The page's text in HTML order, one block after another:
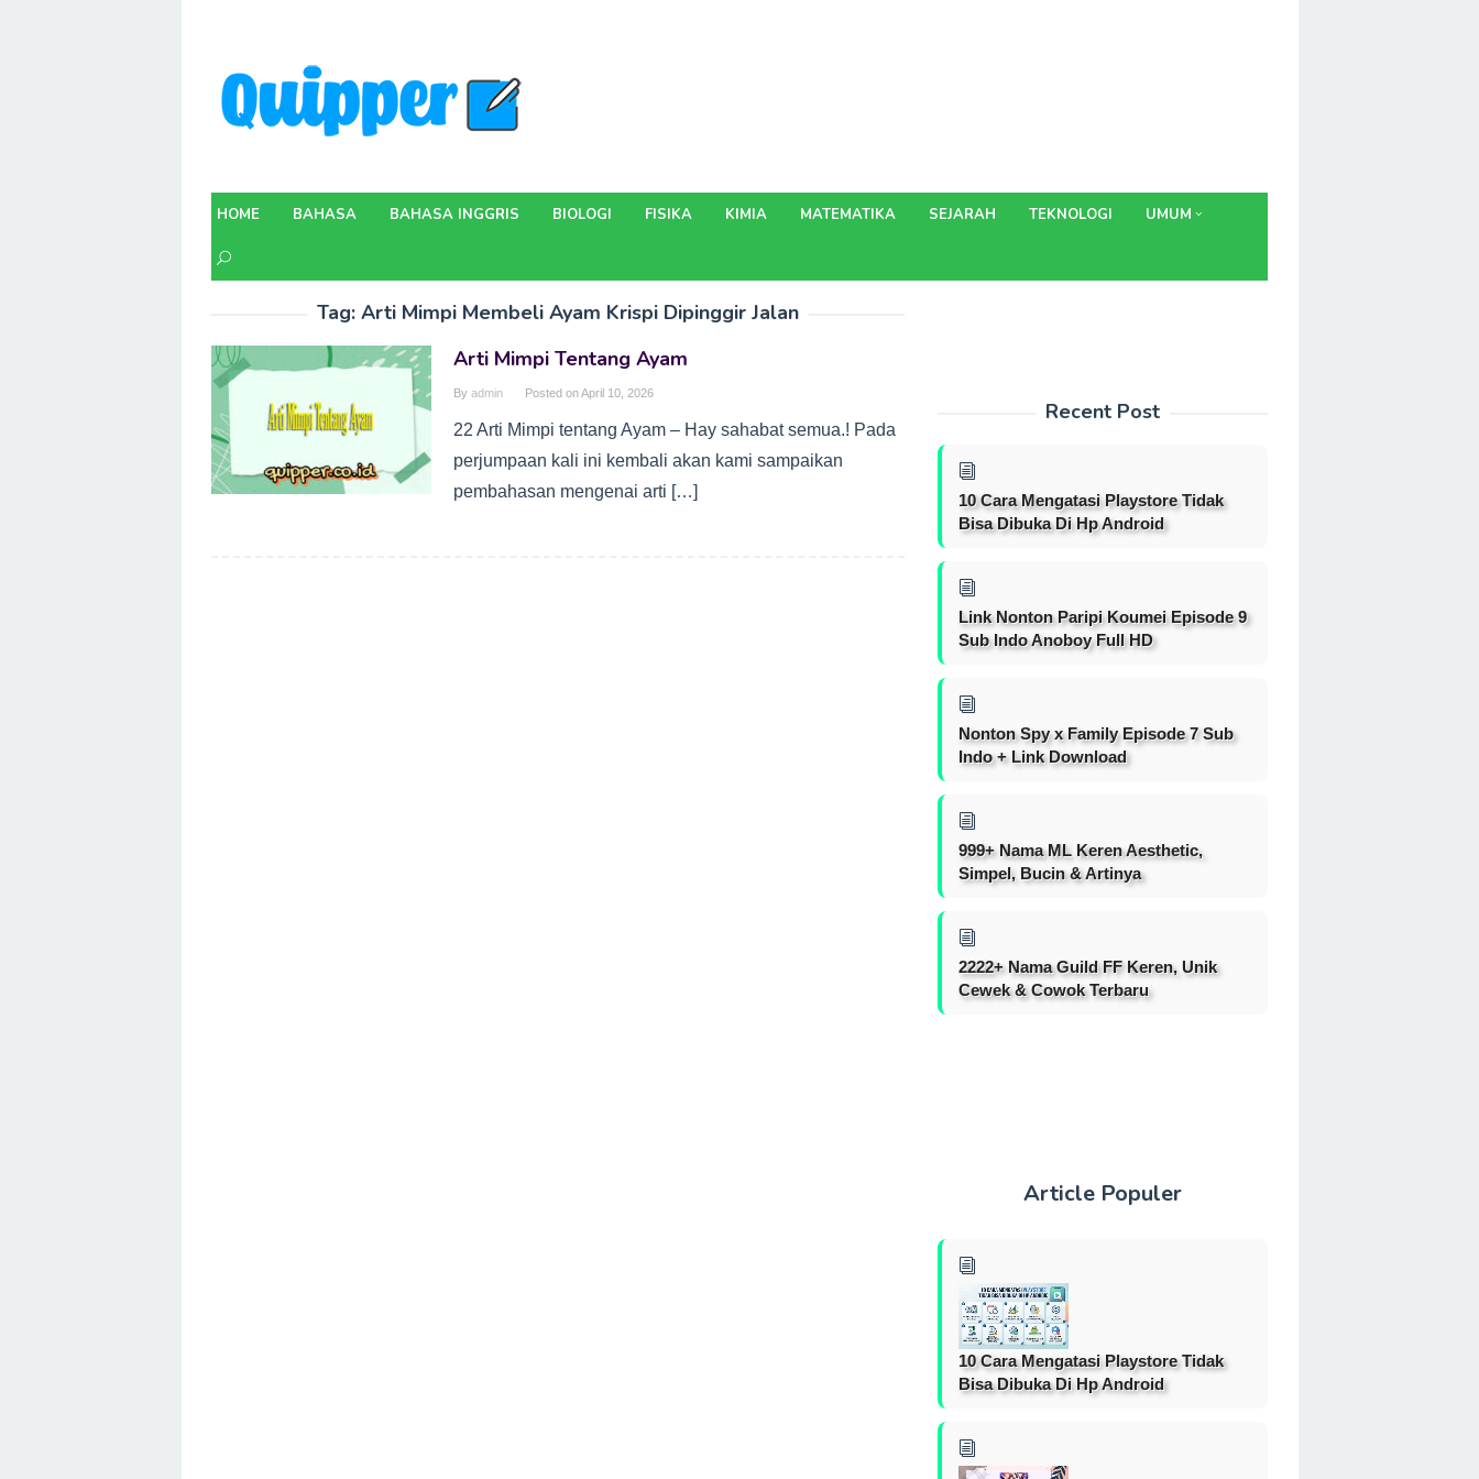
content
HOME BAHASA BAHASA INGGRIS BIOLOGI FISIKA KIMIA MATEMATIKA SEJARAH TEKNOLOGI UMUM
Tag: Arti Mimpi Membeli Ayam Krispi Dipinggir Jalan
Arti Mimpi Tentang Ayam
By admin Posted onApril 10, 2026
22 Arti Mimpi tentang Ayam – Hay sahabat semua.! Pada
perjumpaan kali ini kembali akan kami sampaikan
pembahasan mengenai arti […]
Recent Post
10 Cara Mengatasi Playstore Tidak
Bisa Dibuka Di Hp Android
Link Nonton Paripi Koumei Episode 9
Sub Indo Anoboy Full HD
Nonton Spy x Family Episode 7 Sub
Indo + Link Download
999+ Nama ML Keren Aesthetic,
Simpel, Bucin & Artinya
2222+ Nama Guild FF Keren, Unik
Cewek & Cowok Terbaru
Article Populer
10 Cara Mengatasi Playstore Tidak
Bisa Dibuka Di Hp Android